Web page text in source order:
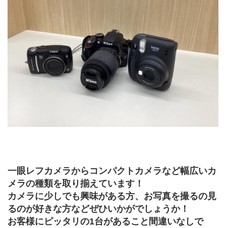
一眼レフカメラからコンパクトカメラなど幅広いカ
メラの種類を取り揃えています！
カメラに少しでも興味がある方、お写真を撮るの見
るのが好きな方などぜひいかがでしょうか！
お客様にピッタリの1台があること間違いなしで